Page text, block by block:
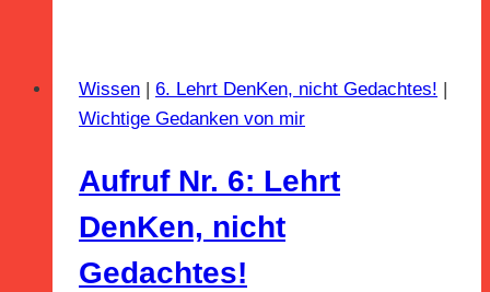
Kinder
Wissen | 6. Lehrt DenKen, nicht Gedachtes! |
Wichtige Gedanken von mir
Aufruf Nr. 6: Lehrt
DenKen, nicht
Gedachtes!